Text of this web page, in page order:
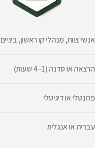
אנשי צוות, מנהלי קו ראשון, ביניים
הרצאה או סדנה (1- 4 שעות)
פרונטלי או דיגיטלי
עברית או אנגלית